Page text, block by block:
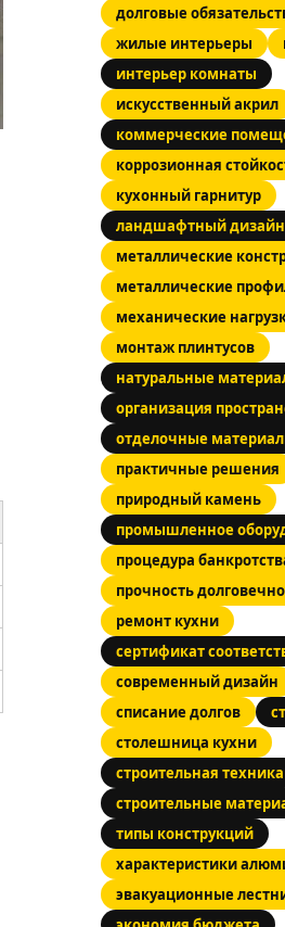
долговые
жилые интерьеры
интерьер комнаты
искусственный акрил
коммерческие
коррозионная
кухонный гарнитур
ландшафтный дизайн
металлические
металлические
механические
монтаж плинтусов
натуральные
организация
отделочные
практичные решения
природный камень
промышленное
процедура
прочность
ремонт кухни
сертификат
современный дизайн
списание долгов
столешница кухни
строительная техника
строительные
типы конструкций
характеристики
эвакуационные